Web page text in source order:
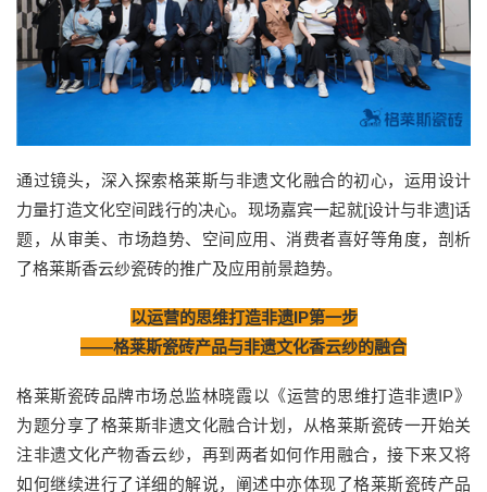
通过镜头，深入探索格莱斯与非遗文化融合的初心，运用设计
力量打造文化空间践行的决心。现场嘉宾一起就[设计与非遗]话
题，从审美、市场趋势、空间应用、消费者喜好等角度，剖析
了格莱斯香云纱瓷砖的推广及应用前景趋势。
以运营的思维打造非遗IP第一步
——格莱斯瓷砖产品与非遗文化香云纱的融合
格莱斯瓷砖品牌市场总监林晓霞以《运营的思维打造非遗IP》
为题分享了格莱斯非遗文化融合计划，从格莱斯瓷砖一开始关
注非遗文化产物香云纱，再到两者如何作用融合，接下来又将
如何继续进行了详细的解说，阐述中亦体现了格莱斯瓷砖产品